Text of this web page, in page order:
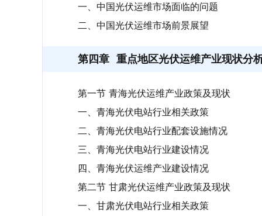
一、中国光伏运维市场面临的问题
二、中国光伏运维市场前景展望
第四章 重点地区光伏运维产业现状分
第一节 青海光伏运维产业政策及现状
一、青海光伏电站行业相关政策
二、青海光伏电站行业配套设施情况
三、青海光伏电站行业建设情况
四、青海光伏运维产业建设情况
第二节 甘肃光伏运维产业政策及现状
一、甘肃光伏电站行业相关政策